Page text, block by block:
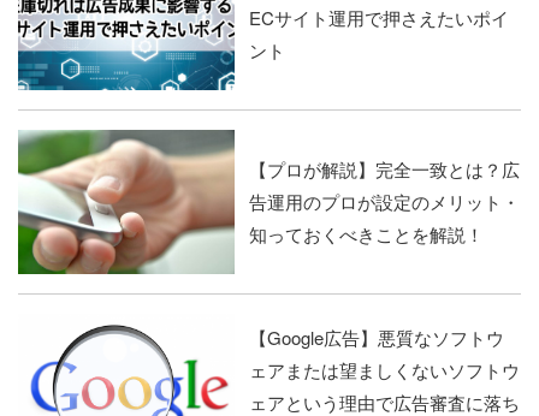
ECサイト運用で押さえたいポイ
ント
【プロが解説】完全一致とは？広
告運用のプロが設定のメリット・
知っておくべきことを解説！
【Google広告】悪質なソフトウ
ェアまたは望ましくないソフトウ
ェアという理由で広告審査に落ち